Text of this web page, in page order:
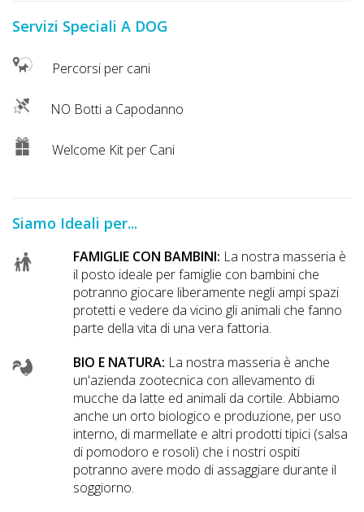
con
Noi
Inserisci
Attività
Registrati
Servizi Speciali A DOG
Percorsi per cani
NO Botti a Capodanno
Welcome Kit per Cani
Siamo Ideali per...
FAMIGLIE CON BAMBINI: La nostra masseria è
il posto ideale per famiglie con bambini che
potranno giocare liberamente negli ampi spazi
protetti e vedere da vicino gli animali che fanno
parte della vita di una vera fattoria.
BIO E NATURA: La nostra masseria è anche
un'azienda zootecnica con allevamento di
mucche da latte ed animali da cortile. Abbiamo
anche un orto biologico e produzione, per uso
interno, di marmellate e altri prodotti tipici (salsa
di pomodoro e rosoli) che i nostri ospiti
potranno avere modo di assaggiare durante il
soggiorno.